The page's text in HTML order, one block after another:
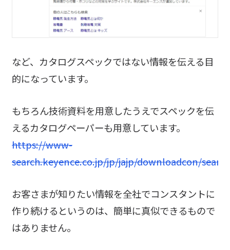
など、カタログスペックではない情報を伝える目
的になっています。
もちろん技術資料を用意したうえでスペックを伝
えるカタログペーパーも用意しています。
https://www-
search.keyence.co.jp/jp/jajp/downloadcon/
お客さまが知りたい情報を全社でコンスタントに
作り続けるというのは、簡単に真似できるもので
はありません。